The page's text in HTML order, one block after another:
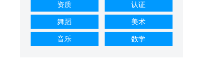
资质 认证
舞蹈 美术
音乐 数学